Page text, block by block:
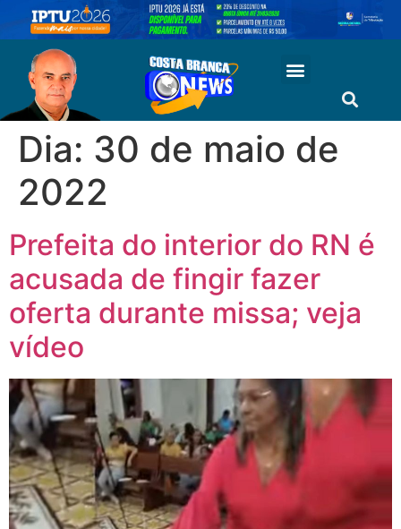
Dia: 30 de maio de
2022
Prefeita do interior do RN é
acusada de fingir fazer
oferta durante missa; veja
vídeo